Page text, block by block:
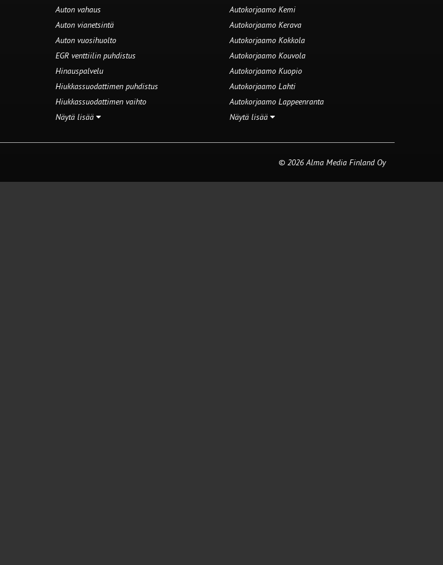
Auton vahaus
Auton vianetsintä
Auton vuosihuolto
EGR venttiilin puhdistus
Hinauspalvelu
Hiukkassuodattimen puhdistus
Hiukkassuodattimen vaihto
Näytä lisää
Autokorjaamo Kemi
Autokorjaamo Kerava
Autokorjaamo Kokkola
Autokorjaamo Kouvola
Autokorjaamo Kuopio
Autokorjaamo Lahti
Autokorjaamo Lappeenranta
Näytä lisää
© 2026 Alma Media Finland Oy